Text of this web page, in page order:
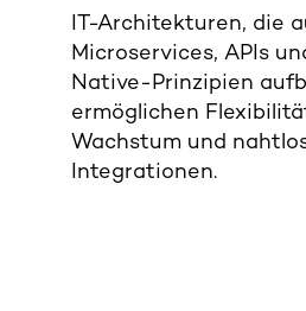
IT-Architekturen, die
Microservices, APIs
Native-Prinzipien
ermöglichen
Wachstum und
Integrationen.